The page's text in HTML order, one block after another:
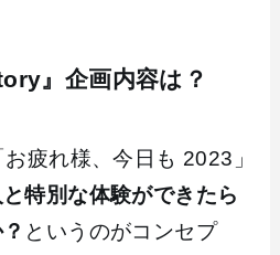
』企画内容は？
疲れ様、今日も 2023」
特別な体験ができたら
というのがコンセプ